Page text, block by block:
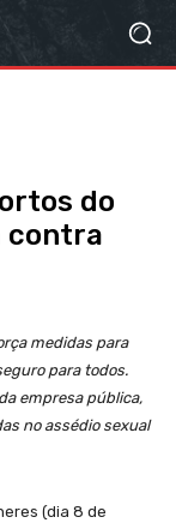
do
contra
medidas para
para todos.
empresa pública,
no assédio sexual
(dia 8 de